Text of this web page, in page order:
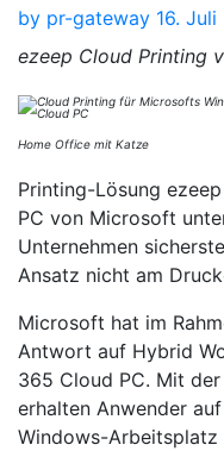
by pr-gateway 16. Juli
ezeep Cloud Printing
Home Office mit Katze
Printing-Lösung
PC von Microsoft
Unternehmen
Ansatz nicht am
Microsoft hat im
Antwort auf Hybrid
365 Cloud PC. Mit
erhalten Anwender
Windows-